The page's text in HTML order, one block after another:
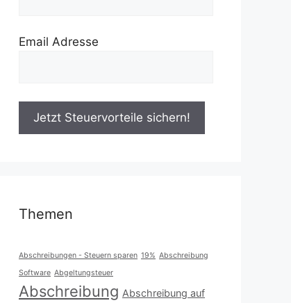
Email Adresse
Themen
Abschreibungen - Steuern sparen 19% Abschreibung
Software Abgeltungsteuer
Abschreibung Abschreibung auf